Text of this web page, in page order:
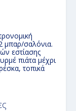
μπαρ/σαλόνια.
εστίασης
πιάτα μέχρι
τοπικά